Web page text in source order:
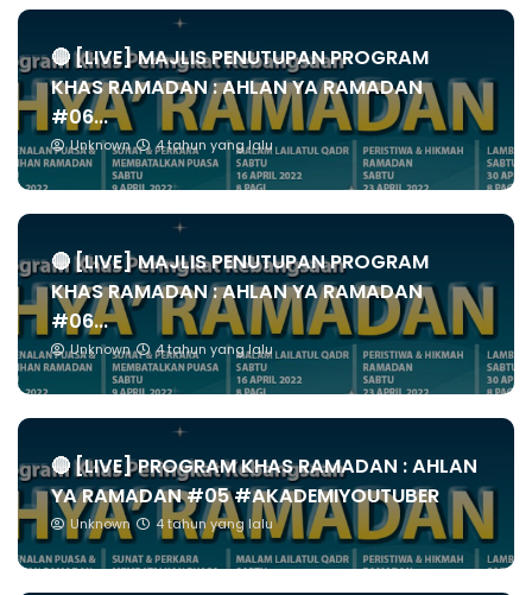
🔴 [LIVE] MAJLIS PENUTUPAN PROGRAM
KHAS RAMADAN : AHLAN YA RAMADAN
#06...
Unknown 4 tahun yang lalu
🔴 [LIVE] MAJLIS PENUTUPAN PROGRAM
KHAS RAMADAN : AHLAN YA RAMADAN
#06...
Unknown 4 tahun yang lalu
🔴 [LIVE] PROGRAM KHAS RAMADAN : AHLAN
YA RAMADAN #05 #AKADEMIYOUTUBER
Unknown 4 tahun yang lalu